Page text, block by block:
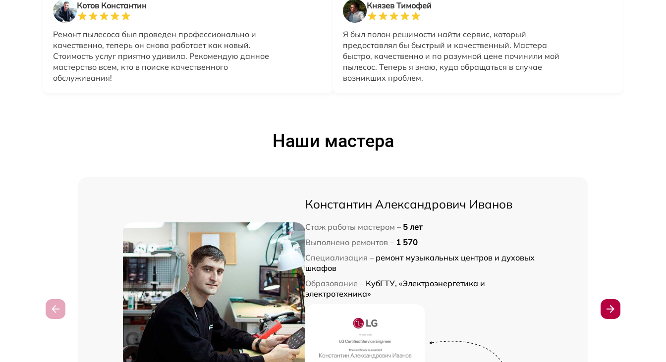
Котов Константин
Ремонт пылесоса был проведен профессионально и
качественно, теперь он снова работает как новый.
Стоимость услуг приятно удивила. Рекомендую данное
мастерство всем, кто в поиске качественного
обслуживания!
Князев Тимофей
Я был полон решимости найти сервис, который
предоставлял бы быстрый и качественный. Мастера
быстро, качественно и по разумной цене починили мой
пылесос. Теперь я знаю, куда обращаться в случае
возникших проблем.
Наши мастера
Константин Александрович Иванов
Стаж работы мастером – 5 лет
Выполнено ремонтов – 1 570
Специализация – ремонт музыкальных центров и духовых
шкафов
Образование – КубГТУ, «Электроэнергетика и
электротехника»